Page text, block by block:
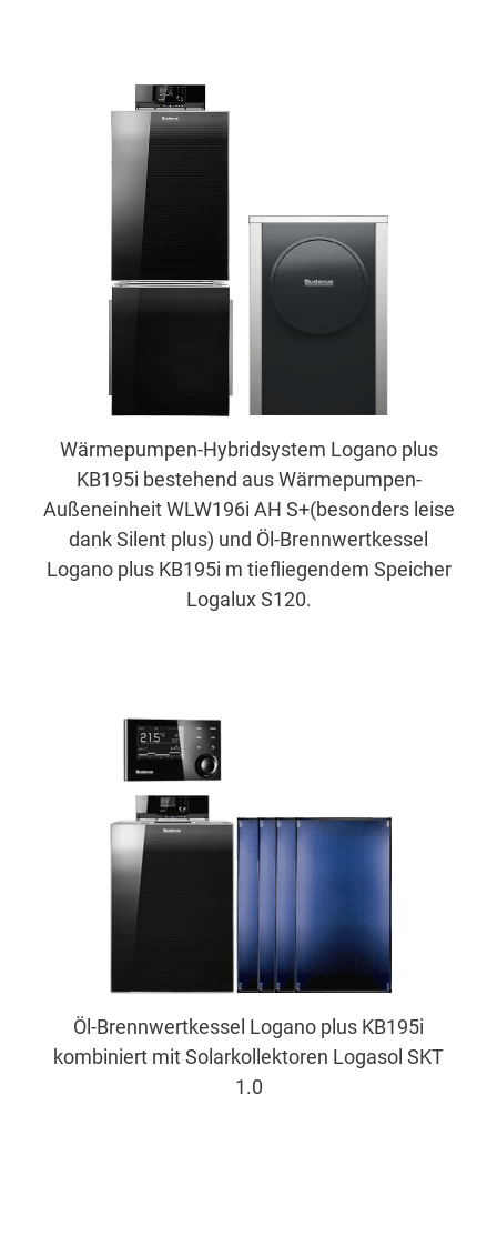
Wärmepumpen-Hybridsystem Logano plus
KB195i bestehend aus Wärmepumpen-
Außeneinheit WLW196i AH S+(besonders leise
dank Silent plus) und Öl-Brennwertkessel
Logano plus KB195i m tiefliegendem Speicher
Logalux S120.
Öl-Brennwertkessel Logano plus KB195i
kombiniert mit Solarkollektoren Logasol SKT
1.0